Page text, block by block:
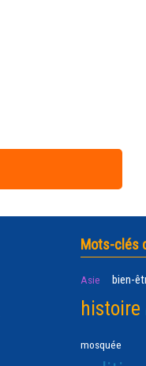
Mots-clés
Asie bien-
histoire
mosquée